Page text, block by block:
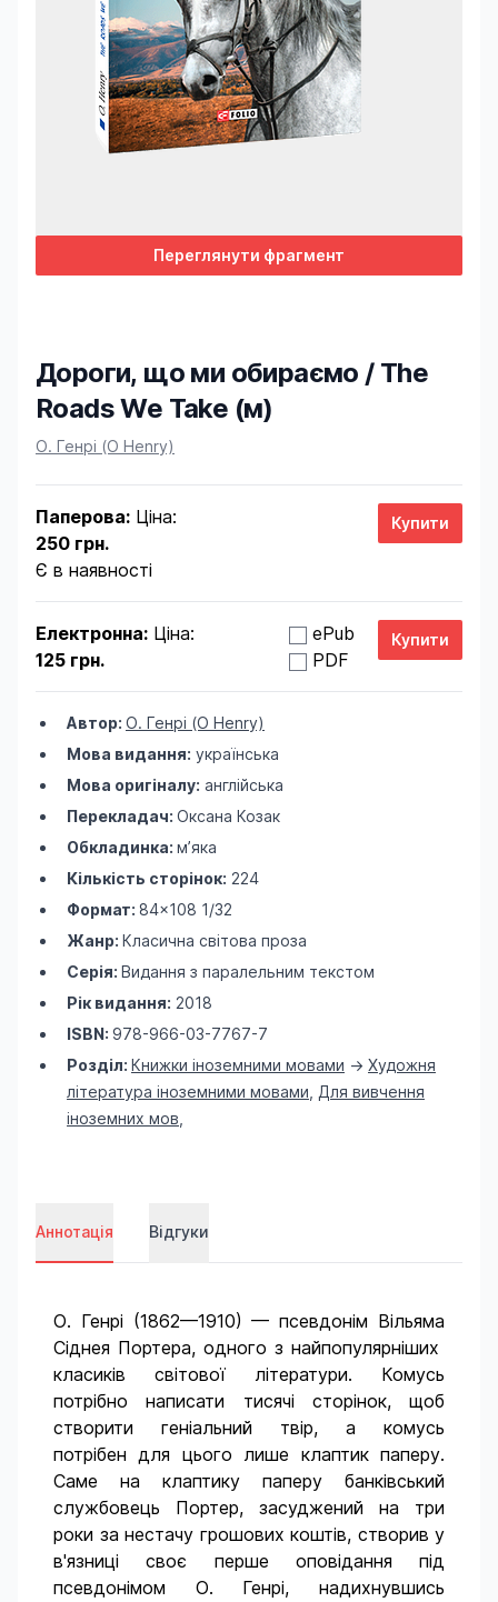
Переглянути фрагмент
Дороги, що ми обираємо / The
Roads We Take (м)
Product information
О. Генрі (O Henry)
Паперова: Ціна:
250 грн.
Є в наявності
Електронна: Ціна:
125 грн.
ePub
PDF
Автор: О. Генрі (O Henry)
Мова видання: українська
Мова оригіналу: англійська
Перекладач: Оксана Козак
Обкладинка: м’яка
Кількість сторінок: 224
Формат: 84×108 1/32
Жанр: Класична світова проза
Серія: Видання з паралельним текстом
Рік видання: 2018
ISBN: 978-966-03-7767-7
Розділ: Книжки іноземними мовами -> Художня
література іноземними мовами Для вивчення
іноземних мов
Аннотація Відгуки
О. Генрі (1862—1910) — псевдонім Вільяма
Сіднея Портера, одного з найпопулярніших
класиків світової літератури. Комусь
потрібно написати тисячі сторінок, щоб
створити геніальний твір, а комусь
потрібен для цього лише клаптик паперу.
Саме на клаптику паперу банківський
службовець Портер, засуджений на три
роки за нестачу грошових коштів, створив у
в'язниці своє перше оповідання під
псевдонімом О. Генрі, надихнувшись